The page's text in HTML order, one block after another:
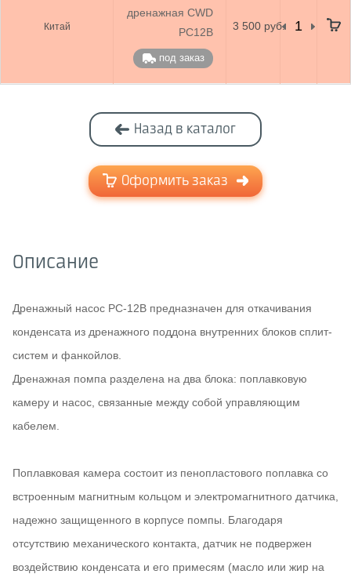
Китай
дренажная CWD
PC12B
под заказ
3 500 руб.
Назад в каталог
Оформить заказ
Описание
Дренажный насос PC-12B предназначен для откачивания
конденсата из дренажного поддона внутренних блоков сплит-
систем и фанкойлов.
Дренажная помпа разделена на два блока: поплавковую
камеру и насос, связанные между собой управляющим
кабелем.
Поплавковая камера состоит из пенопластового поплавка со
встроенным магнитным кольцом и электромагнитного датчика,
надежно защищенного в корпусе помпы. Благодаря
отсутствию механического контакта, датчик не подвержен
воздействию конденсата и его примесям (масло или жир на